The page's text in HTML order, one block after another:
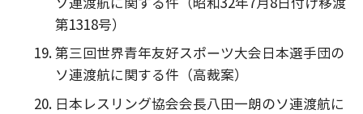
ソ連渡航に関する件（昭和32年7月8日付け移渡
第1318号）
第三回世界青年友好スポーツ大会日本選手団の
ソ連渡航に関する件（高裁案）
日本レスリング協会会長八田一朗のソ連渡航に